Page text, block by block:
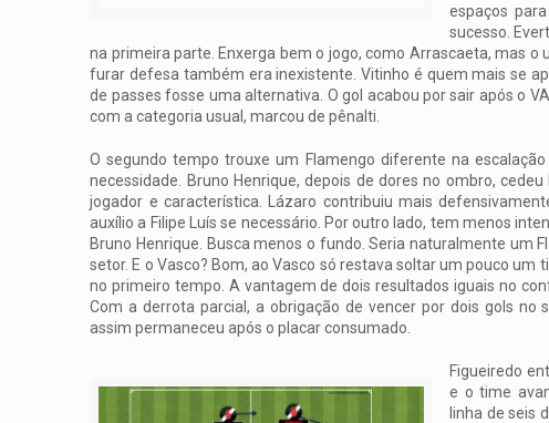
espaços
sucesso.
na primeira parte. Enxerga bem o jogo, como Arrascaeta, mas
furar defesa também era inexistente. Vitinho é quem mais se
de passes fosse uma alternativa. O gol acabou por sair após o
com a categoria usual, marcou de pênalti.
O segundo tempo trouxe um Flamengo diferente na
necessidade. Bruno Henrique, depois de dores no ombro,
jogador e característica. Lázaro contribuiu mais
auxílio a Filipe Luís se necessário. Por outro lado, tem menos
Bruno Henrique. Busca menos o fundo. Seria naturalmente um
setor. E o Vasco? Bom, ao Vasco só restava soltar um pouco um
no primeiro tempo. A vantagem de dois resultados iguais no
Com a derrota parcial, a obrigação de vencer por dois gols no
assim permaneceu após o placar consumado.
Figueiredo
e o time
linha de seis